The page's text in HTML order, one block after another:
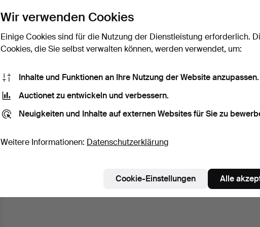
Wir verwenden Cookies
Einige Cookies sind für die Nutzung der Dienstleistung erforderlich.
Cookies, die Sie selbst verwalten können, werden verwendet, um:
Inhalte und Funktionen an Ihre Nutzung der Website anzupassen.
Auctionet zu entwickeln und verbessern.
Neuigkeiten und Inhalte auf externen Websites für Sie zu
Weitere Informationen: Datenschutzerklärung
Cookie-Einstellungen Alle